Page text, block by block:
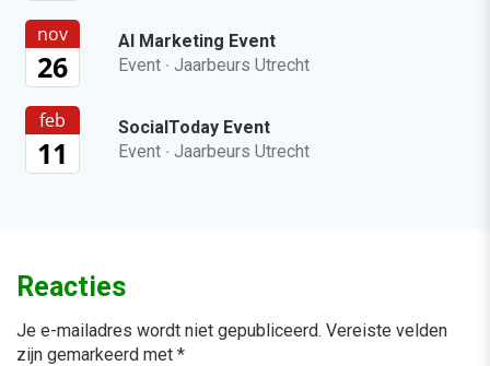
nov
26
AI Marketing Event
Event · Jaarbeurs Utrecht
feb
11
SocialToday Event
Event · Jaarbeurs Utrecht
Reacties
Je e-mailadres wordt niet gepubliceerd. Vereiste velden
zijn gemarkeerd met *